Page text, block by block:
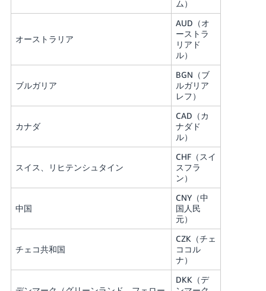
ム）
オーストラリア
AUD（オ
ーストラ
リアド
ル）
ブルガリア
BGN（ブ
ルガリア
レフ）
カナダ
CAD（カ
ナダド
ル）
スイス、リヒテンシュタイン
CHF（スイ
スフラ
ン）
中国
CNY（中
国人民
元）
チェコ共和国
CZK（チェ
ココル
ナ）
DKK（デ